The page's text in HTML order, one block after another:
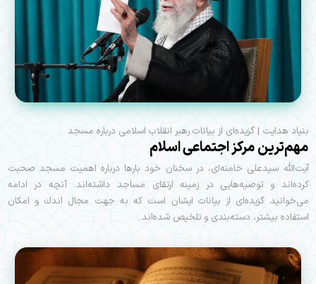
بنیاد هدایت | گزیده‌ای از بیانات رهبر انقلاب اسلامی درباره مسجد
مهم‌ترین مرکز اجتماعی اسلام
آيت‌الله سيدعلی خامنه‌ای، در سخنان خود بارها درباره اهمیت مسجد صحبت
كرده‌اند و توصیه‌هایی در زمینه ارتقای مساجد داشته‌اند. آنچه در ادامه
می‌خوانيد گزیده‌ای از بیانات ايشان است كه به جهت مجال اندك و امكان
استفاده بيشتر، دسته‌بندی و تلخيص شده‌اند.